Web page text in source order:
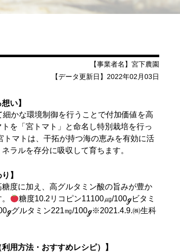
【事業者名】宮下農園
【データ更新日】2022年02月03日
い】
細かな環境制御を行うことで付加価値を高
を「宮トマト」と命名し特別栽培を行っ
トマトは、干拓が持つ海の恵みを有効に活
ラルを存分に吸収して育ちます。
】
度に加え、高グルタミン酸の旨みが豊か
糖度10.2リコピン11100㎍/100ℊビタミ
グルタミン221㎎/100ℊ※2021.4.9.㈱生科
利用方法・おすすめレシピ）】